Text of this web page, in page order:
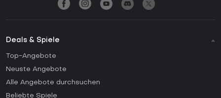
Deals & Spiele
Top-Angebote
Neuste Angebote
Alle Angebote durchsuchen
Beliebte Spiele